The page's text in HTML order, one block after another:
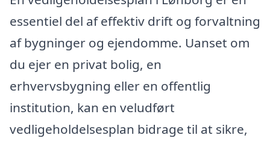
essentiel del af effektiv drift og forvaltning
af bygninger og ejendomme. Uanset om
du ejer en privat bolig, en
erhvervsbygning eller en offentlig
institution, kan en veludført
vedligeholdelsesplan bidrage til at sikre,